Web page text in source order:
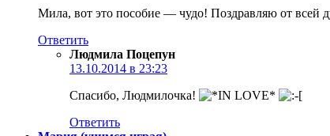
Мила, вот это пособие — чудо! Поздравляю от
Ответить
Людмила Поцепун
13.10.2014 в 23:23
Спасибо, Людмилочка!
Ответить